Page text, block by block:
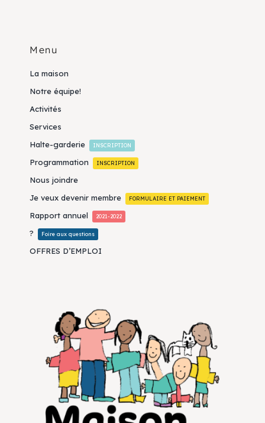
Menu
La maison
Notre équipe!
Activités
Services
Halte-garderie
INSCRIPTION
Programmation INSCRIPTION
Nous joindre
Je veux devenir membre
FORMULAIRE ET PAIEMENT
Rapport annuel 2021-2022
? Foire aux questions
OFFRES D’EMPLOI